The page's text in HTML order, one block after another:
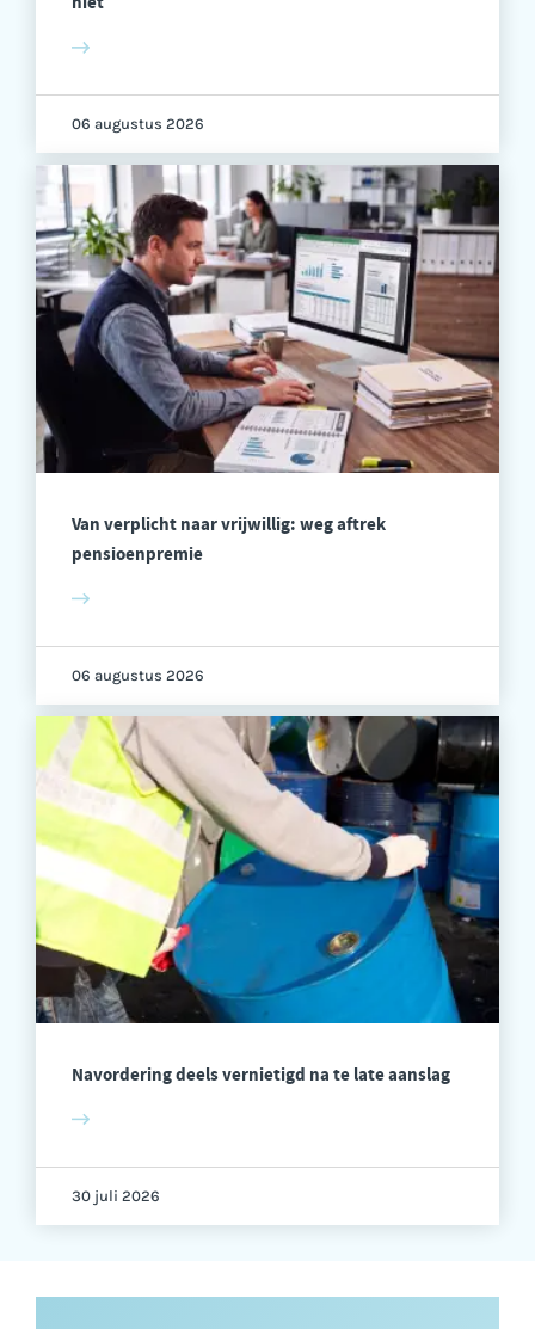
06 augustus 2026
Van verplicht naar vrijwillig: weg aftrek
pensioenpremie
06 augustus 2026
Navordering deels vernietigd na te late aanslag
30 juli 2026